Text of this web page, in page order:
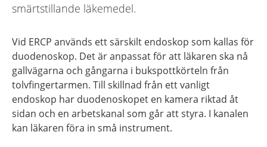
smärtstillande läkemedel.
Vid ERCP används ett särskilt endoskop som kallas för
duodenoskop. Det är anpassat för att läkaren ska nå
gallvägarna och gångarna i bukspottkörteln från
tolvfingertarmen. Till skillnad från ett vanligt
endoskop har duodenoskopet en kamera riktad åt
sidan och en arbetskanal som går att styra. I kanalen
kan läkaren föra in små instrument.